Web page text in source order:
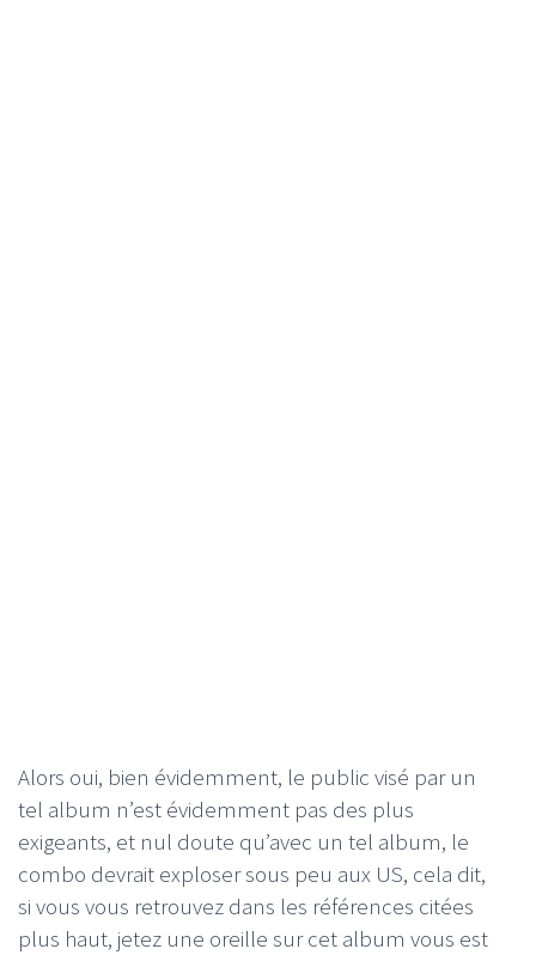
Alors oui, bien évidemment, le public visé par un
tel album n’est évidemment pas des plus
exigeants, et nul doute qu’avec un tel album, le
combo devrait exploser sous peu aux US, cela dit,
si vous vous retrouvez dans les références citées
plus haut, jetez une oreille sur cet album vous est